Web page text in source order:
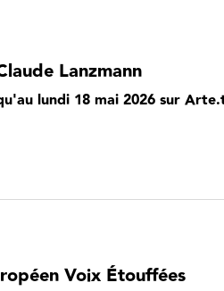
Lanzmann
lundi 18 mai 2026 sur
Voix Étouffées